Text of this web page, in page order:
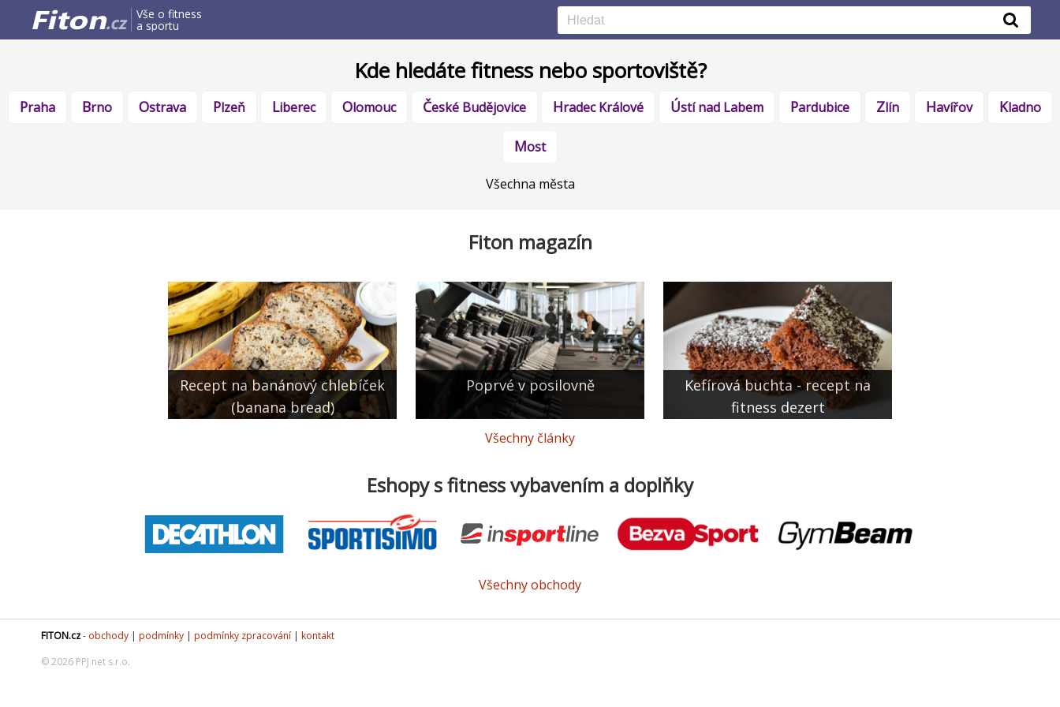
Vše o fitness
a sportu
Kde hledáte fitness nebo sportoviště?
Praha Brno Ostrava Plzeň Liberec Olomouc České Budějovice Hradec Králové Ústí nad Labem Pardubice Zlín Havířov Kladno
Most
Všechna města
Fiton magazín
Recept na banánový chlebíček
(banana bread)
Poprvé v posilovně
Kefírová buchta - recept na
fitness dezert
Všechny články
Eshopy s fitness vybavením a doplňky
Všechny obchody
FITON.cz- obchody | podmínky | podmínky zpracování | kontakt
© 2026 PPJ net s.r.o.